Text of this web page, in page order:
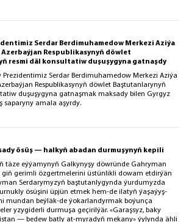
Serdar Berdimuhamedow Merkezi Aziýa
Respublikasynyň döwlet
resmi däl konsultatiw duşuşygyna gatnaşdy
Serdar Berdimuhamedow Merkezi Aziýa
Respublikasynyň döwlet Baştutanlarynyň
duşuşygyna gatnaşmak maksady bilen Gyrgyz
saparyny amala aşyrdy.
ösüş — halkyň abadan durmuşynyň kepili
täze eýýamynyň Galkynyşy döwründe Gahryman
giň gerimli özgertmelerini üstünlikli dowam etdirýän
Serdarymyzyň baştutanlygynda ýurdumyzda
ösüşini üpjün etmek hem-de ilatyň ýaşaýyş-
mundan beýläk-de ýokarlandyrmak boýunça
yzygiderli durmuşa geçirilýär. «Garaşsyz, baky
— bedew batly at-myradyň mekany» ýylynda ähli